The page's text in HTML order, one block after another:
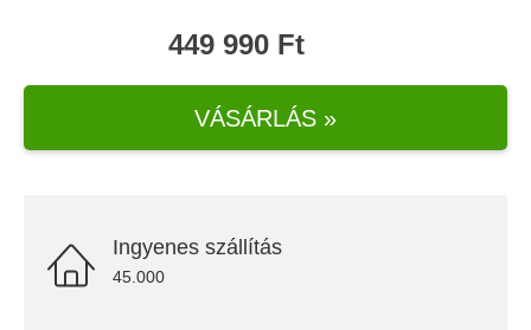
449 990 Ft
VÁSÁRLÁS »
Ingyenes szállítás
45.000